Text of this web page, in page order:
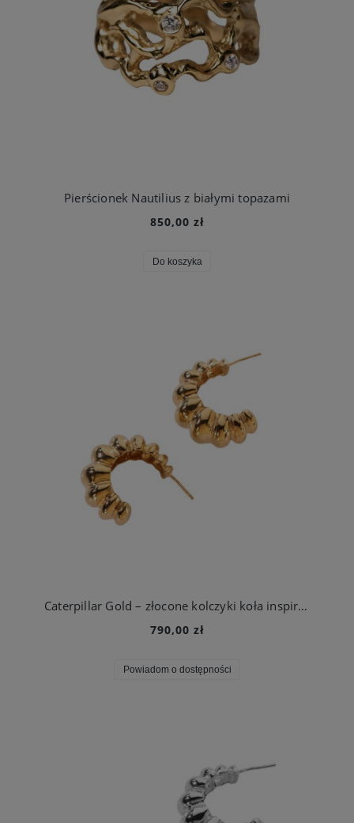
Pierścionek Nautilius z białymi topazami
850,00 zł
Do koszyka
Caterpillar Gold – złocone kolczyki koła inspirowane cyklem życia motyla
790,00 zł
Powiadom o dostępności